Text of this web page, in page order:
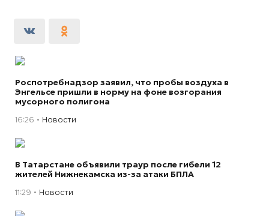
Роспотребнадзор заявил, что пробы воздуха в
Энгельсе пришли в норму на фоне возгорания
мусорного полигона
16:26 Новости
В Татарстане объявили траур после гибели 12
жителей Нижнекамска из-за атаки БПЛА
11:29 Новости